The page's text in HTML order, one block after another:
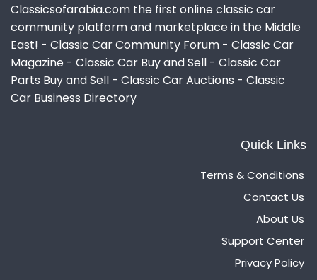
Classicsofarabia.com the first online classic car
community platform and marketplace in the Middle
East! - Classic Car Community Forum - Classic Car
Magazine - Classic Car Buy and Sell - Classic Car
Parts Buy and Sell - Classic Car Auctions - Classic
Car Business Directory
Quick Links
Terms & Conditions
Contact Us
About Us
Support Center
Privacy Policy